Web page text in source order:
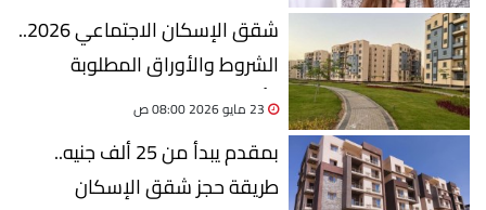
شقق الإسكان الاجتماعي 2026..
الشروط والأوراق المطلوبة
وأماكن الحجز
23 مايو 2026 08:00 ص
بمقدم يبدأ من 25 ألف جنيه..
طريقة حجز شقق الإسكان